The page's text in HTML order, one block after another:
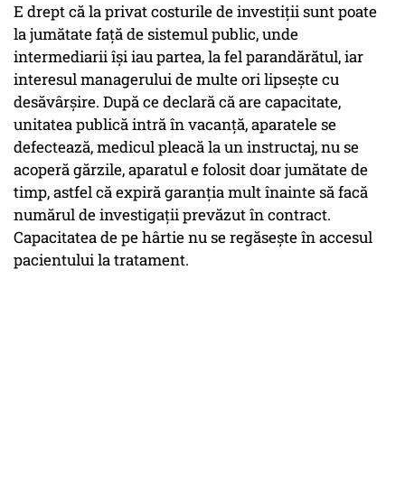
E drept că la privat costurile de investiții sunt poate
la jumătate față de sistemul public, unde
intermediarii își iau partea, la fel parandărătul, iar
interesul managerului de multe ori lipsește cu
desăvârșire. După ce declară că are capacitate,
unitatea publică intră în vacanță, aparatele se
defectează, medicul pleacă la un instructaj, nu se
acoperă gărzile, aparatul e folosit doar jumătate de
timp, astfel că expiră garanția mult înainte să facă
numărul de investigații prevăzut în contract.
Capacitatea de pe hârtie nu se regăsește în accesul
pacientului la tratament.